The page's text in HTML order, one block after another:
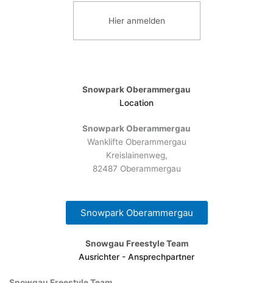
Hier anmelden
Snowpark Oberammergau
Location
Snowpark Oberammergau
Wanklifte Oberammergau
Kreislainenweg,
82487 Oberammergau
Snowpark Oberammergau
Snowgau Freestyle Team
Ausrichter - Ansprechpartner